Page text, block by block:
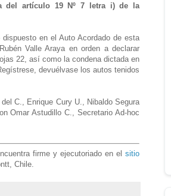
del artículo 19 Nº 7 letra i) de la
en el Auto Acordado de esta
Valle Araya en orden a declarar
22, así como la condena dictada en
devuélvase los autos tenidos
C., Enrique Cury U., Nibaldo Segura
Omar Astudillo C., Secretario Ad-hoc
firme y ejecutoriado en el sitio
Chile.